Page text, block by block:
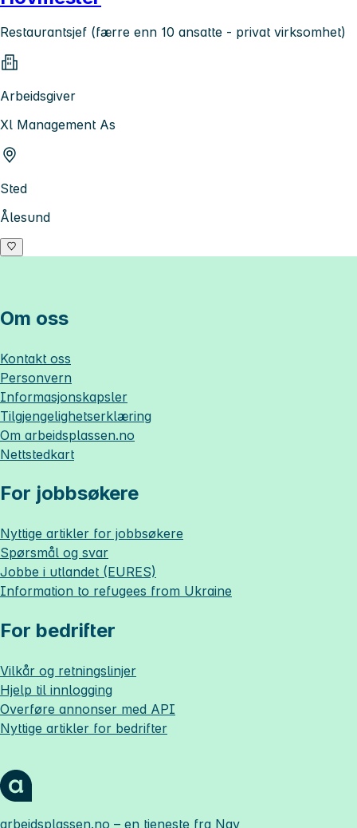
Restaurantsjef (færre enn 10 ansatte - privat virksomhet)
Arbeidsgiver
Xl Management As
Sted
Ålesund
Om oss
Kontakt oss
Personvern
Informasjonskapsler
Tilgjengelighetserklæring
Om arbeidsplassen.no
Nettstedkart
For jobbsøkere
Nyttige artikler for jobbsøkere
Spørsmål og svar
Jobbe i utlandet (EURES)
Information to refugees from Ukraine
For bedrifter
Vilkår og retningslinjer
Hjelp til innlogging
Overføre annonser med API
Nyttige artikler for bedrifter
arbeidsplassen.no – en tjeneste fra Nav